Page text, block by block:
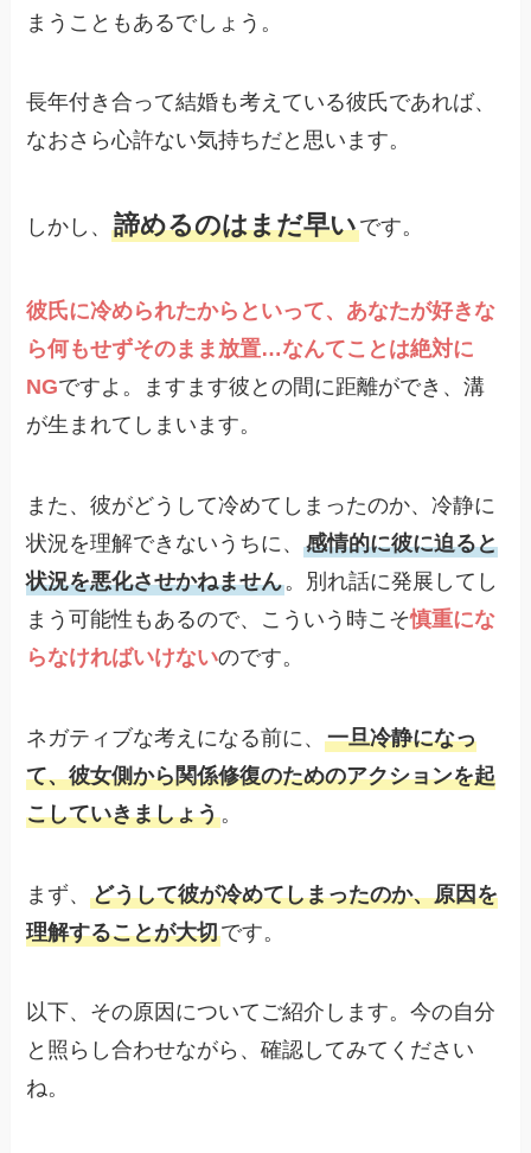
まうこともあるでしょう。
長年付き合って結婚も考えている彼氏であれば、
なおさら心許ない気持ちだと思います。
しかし、諦めるのはまだ早いです。
彼氏に冷められたからといって、あなたが好きな
ら何もせずそのまま放置…なんてことは絶対に
NGですよ。ますます彼との間に距離ができ、溝
が生まれてしまいます。
また、彼がどうして冷めてしまったのか、冷静に
状況を理解できないうちに、感情的に彼に迫ると
状況を悪化させかねません。別れ話に発展してし
まう可能性もあるので、こういう時こそ慎重にな
らなければいけないのです。
ネガティブな考えになる前に、一旦冷静になっ
て、彼女側から関係修復のためのアクションを起
こしていきましょう。
まず、どうして彼が冷めてしまったのか、原因を
理解することが大切です。
以下、その原因についてご紹介します。今の自分
と照らし合わせながら、確認してみてください
ね。